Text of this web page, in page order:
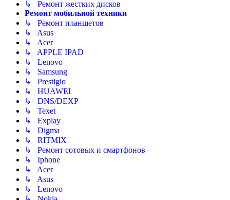
↳ Ремонт жестких дисков
Ремонт мобильной техники
↳ Ремонт планшетов
↳ Asus
↳ Acer
↳ APPLE IPAD
↳ Lenovo
↳ Samsung
↳ Prestigio
↳ HUAWEI
↳ DNS/DEXP
↳ Texet
↳ Explay
↳ Digma
↳ RITMIX
↳ Ремонт сотовых и смартфонов
↳ Iphone
↳ Acer
↳ Asus
↳ Lenovo